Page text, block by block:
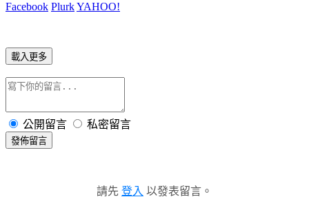
Facebook PlurkYAHOO!
載入更多
公開留言 私密留言
發佈留言
請先 登入 以發表留言。